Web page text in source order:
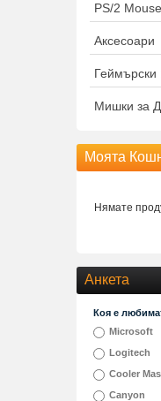
PS/2 Mouse
Аксесоари
Мишки за
Моята
Нямате
Анкета
Коя е
Microsoft
Logitech
Cooler
Canyon